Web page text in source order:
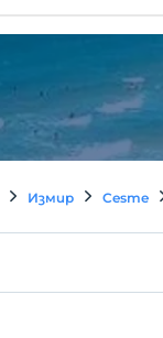
Измир Cesme